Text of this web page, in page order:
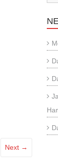
Next →